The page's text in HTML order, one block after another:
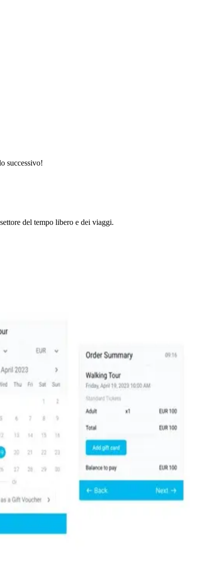
successivo!
del tempo libero e dei viaggi.